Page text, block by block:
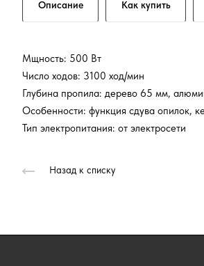
Описание Как купить
Мщность: 500 Вт
Число ходов: 3100 ход/мин
Глубина пропила: дерево 65 мм,
Особенности: функция сдува опилок,
Тип электропитания: от электросети
Назад к списку